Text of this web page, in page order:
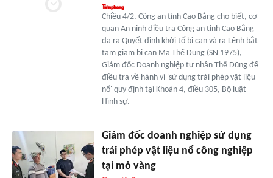
Chiều 4/2, Công an tỉnh Cao Bằng cho biết, cơ
quan An ninh điều tra Công an tỉnh Cao Bằng
đã ra Quyết định khởi tố bị can và ra Lệnh bắt
tạm giam bị can Ma Thế Dũng (SN 1975),
Giám đốc Doanh nghiệp tư nhân Thế Dũng để
điều tra về hành vi 'sử dụng trái phép vật liệu
nổ' quy định tại Khoản 4, điều 305, Bộ luật
Hình sự.
Giám đốc doanh nghiệp sử dụng
trái phép vật liệu nổ công nghiệp
tại mỏ vàng